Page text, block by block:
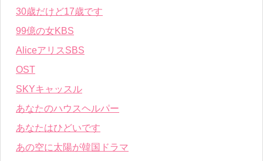
30歳だけど17歳です
99億の女KBS
AliceアリスSBS
OST
SKYキャッスル
あなたのハウスヘルパー
あなたはひどいです
あの空に太陽が韓国ドラマ